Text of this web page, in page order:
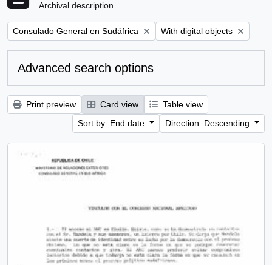
Archival description
Remove filter:
Consulado General en Sudáfrica Remove filter:
With digital objects
Advanced search options
Print preview Card view
Table view
Sort by: End date
Direction: Descending